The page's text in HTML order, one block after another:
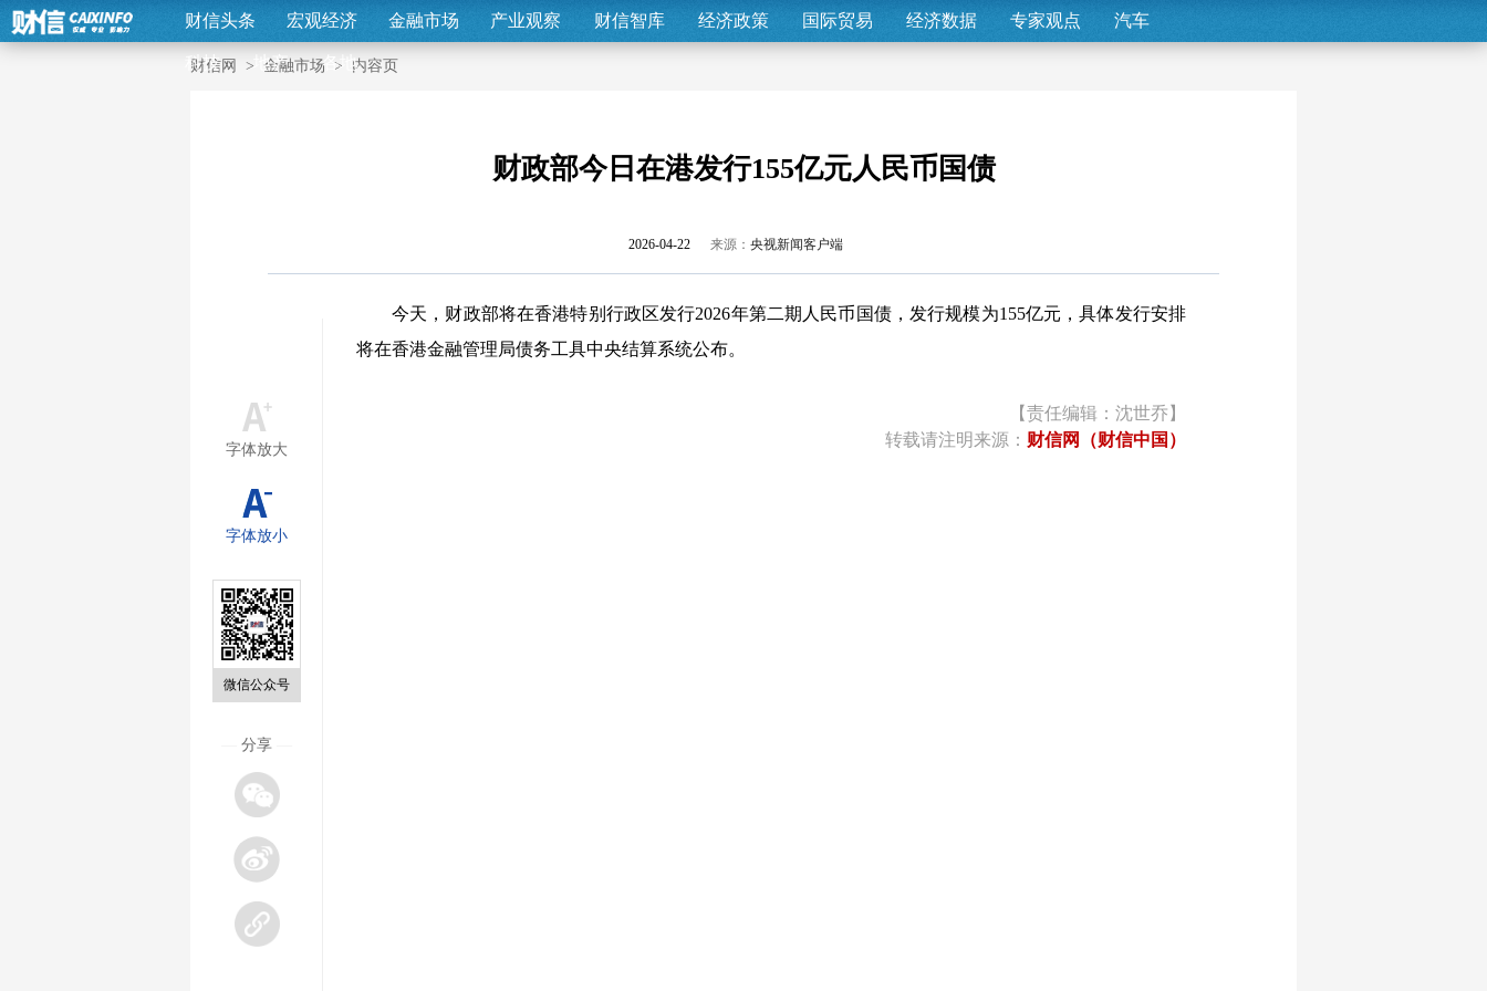
财信头条 宏观经济 金融市场 产业观察 财信智库 经济政策 国际贸易 经济数据 专家观点 汽车
科技 地产 各地
财信网 > 金融市场 > 内容页
财政部今日在港发行155亿元人民币国债
2026-04-22 来源： 央视新闻客户端
字体放大
字体放小
微信公众号
分享
今天，财政部将在香港特别行政区发行2026年第二期人民币国债，发行规模为155亿元，具体发行安排
将在香港金融管理局债务工具中央结算系统公布。
【责任编辑：沈世乔】
转载请注明来源： 财信网（财信中国）